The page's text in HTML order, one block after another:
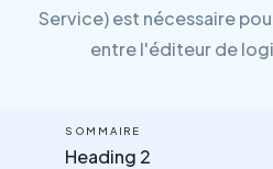
Service) est nécessaire
entre l'éditeur de
SOMMAIRE
Heading 2